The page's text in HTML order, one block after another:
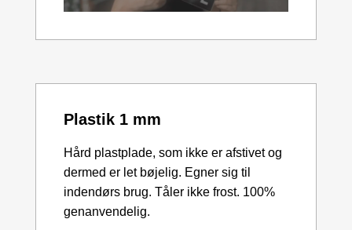
Plastik 1 mm
Hård plastplade, som ikke er afstivet og
dermed er let bøjelig. Egner sig til
indendørs brug. Tåler ikke frost. 100%
genanvendelig.